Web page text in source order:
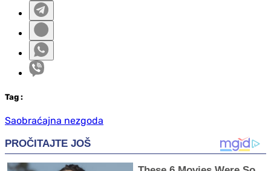
Tag :
Saobraćajna nezgoda